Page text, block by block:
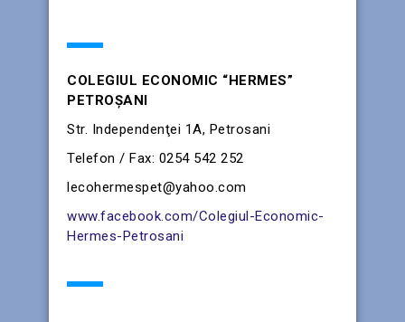
COLEGIUL ECONOMIC “HERMES”
PETROŞANI
Str. Independenţei 1A, Petrosani
Telefon / Fax: 0254 542 252
lecohermespet@yahoo.com
www.facebook.com/Colegiul-Economic-
Hermes-Petrosani